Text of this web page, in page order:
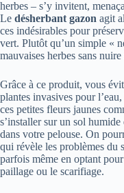
herbes – s’y invitent,
Le désherbant gazon agit
ces indésirables pour
vert. Plutôt qu’un simple «
mauvaises herbes sans
Grâce à ce produit, vous
plantes invasives pour
ces petites fleurs jaunes
s’installer sur un sol
dans votre pelouse. On
qui révèle les problèmes du
parfois même en optant
paillage ou le scarifiage.